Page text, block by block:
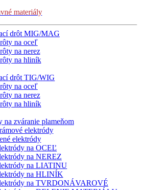
materiály
drôt MIG/MAG
na oceľ
na nerez
na hliník
drôt TIG/WIG
na oceľ
na nerez
na hliník
na zváranie plameňom
elektródy
elektródy
na OCEĽ
na NEREZ
na LIATINU
na HLINÍK
na TVRDONÁVAROVÉ